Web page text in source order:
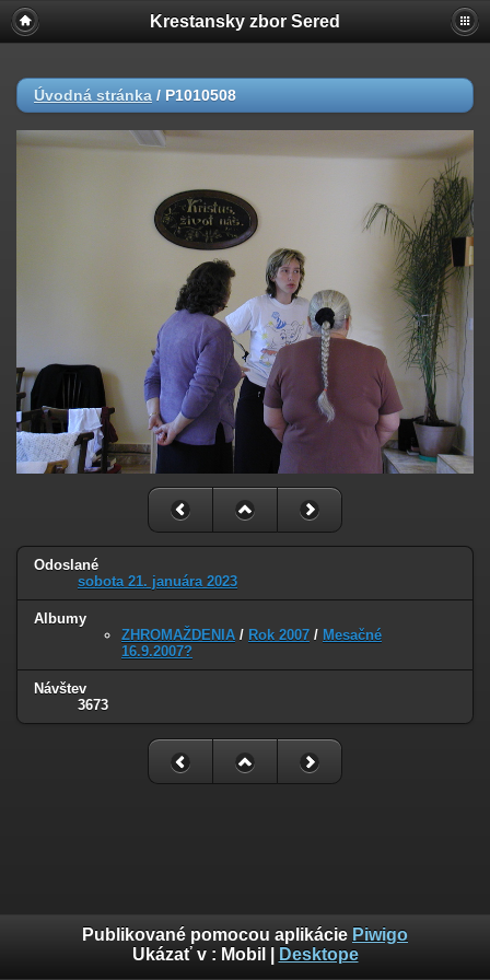
Krestansky zbor Sered
Úvodná stránka / P1010508
Odoslané
sobota 21. januára 2023
Albumy
ZHROMAŽDENIA / Rok 2007 / Mesačné
16.9.2007?
Návštev
3673
Publikované pomocou aplikácie Piwigo
Ukázať v : Mobil Desktope